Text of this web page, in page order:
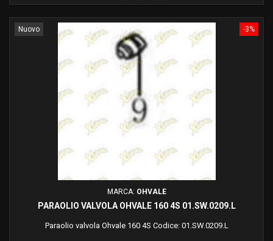
-3%
Nuovo
MARCA: OHVALE
PARAOLIO VALVOLA OHVALE 160 4S 01.SW.0209.L
Paraolio valvola Ohvale 160 4S Codice: 01.SW.0209.L